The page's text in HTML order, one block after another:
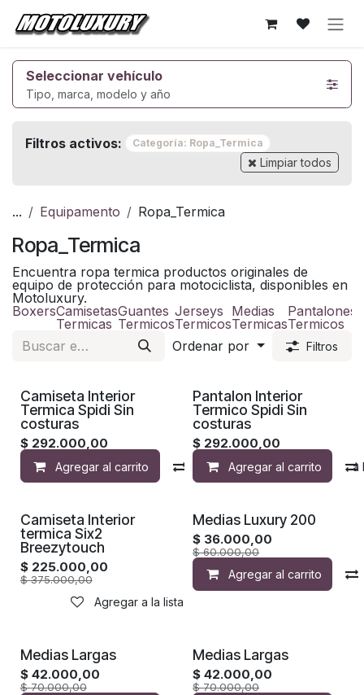
Ir al contenido
Seleccionar vehículo
Tipo, marca, modelo y año
Filtros activos: Categoría: Ropa_Termica
Limpiar todos
... Equipamento Ropa_Termica
Ropa_Termica
Encuentra ropa termica productos originales de
equipo de protección para motociclista, disponibles en
Motoluxury.
BoxersCamisetas
Termicas
Guantes
Termicos
Jerseys
Termicos
Medias
Termicas
Pantalones
Termicos
Ordenar por Filtros
Camiseta Interior
Termica Spidi Sin
costuras
$ 292.000,00
Agregar al carrito Compara Agregar a la
Pantalon Interior
Termico Spidi Sin
costuras
$ 292.000,00
Agregar al carrito
Camiseta Interior
termica Six2
Breezytouch
$ 225.000,00
$375.000,00
Agregar a la lista de deseos
Medias Luxury 200
$ 36.000,00
$60.000,00
Agregar al carrito
Medias Largas
$ 42.000,00
$70.000,00
Medias Largas
$42.000,00
$70.000,00